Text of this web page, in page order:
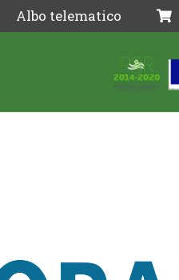
Albo telematico